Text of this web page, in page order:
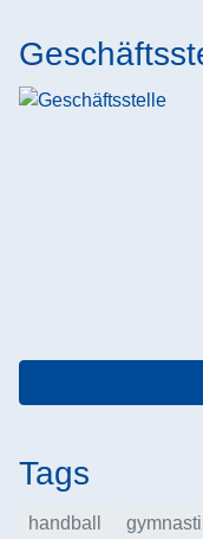
Tags
handball